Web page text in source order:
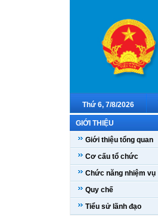
Thứ 6, 7/8/2026
GIỚI THIỆU
Giới thiệu tổng quan
Cơ cấu tổ chức
Chức năng nhiệm vụ
Quy chế
Tiểu sử lãnh đạo